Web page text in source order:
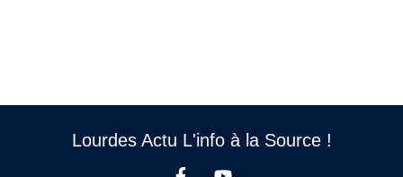
Lourdes Actu L'info à la Source !